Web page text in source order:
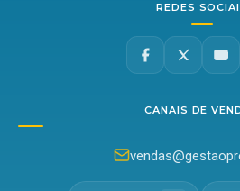
REDES
CANAIS DE